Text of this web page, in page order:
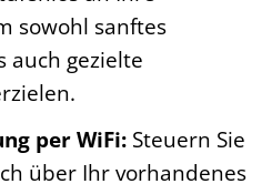
sowohl sanftes
auch gezielte
per WiFi:Steuern Sie
über Ihr vorhandenes